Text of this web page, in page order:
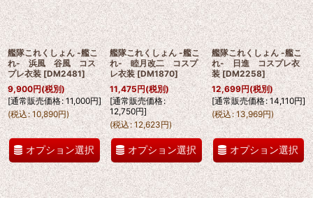
艦隊これくしょん -艦こ
れ- 浜風 谷風 コス
プレ衣装 [DM2481]
9,900円(税別)
[通常販売価格: 11,000円]
(税込: 10,890円)
オプション選択
艦隊これくしょん -艦こ
れ- 睦月改二 コスプ
レ衣装 [DM1870]
11,475円(税別)
[通常販売価格:
12,750円]
(税込: 12,623円)
オプション選択
艦隊これくしょん -艦こ
れ- 日進 コスプレ衣
装 [DM2258]
12,699円(税別)
[通常販売価格: 14,110円]
(税込: 13,969円)
オプション選択